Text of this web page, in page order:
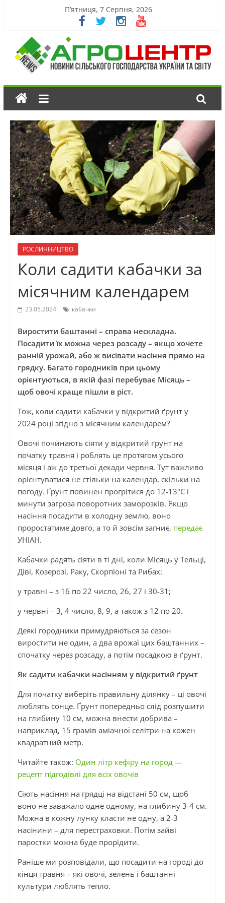
П’ятниця, 7 Серпня, 2026
РОСЛИННИЦТВО
Коли садити кабачки за
місячним календарем
23.05.2024 кабачки
Виростити баштанні – справа нескладна.
Посадити їх можна через розсаду – якщо хочете
ранній урожай, або ж висівати насіння прямо на
грядку. Багато городників при цьому
орієнтуються, в якій фазі перебуває Місяць –
щоб овочі краще пішли в ріст.
Тож, коли садити кабачки у відкритий ґрунт у
2024 році згідно з місячним календарем?
Овочі починають сіяти у відкритий ґрунт на
початку травня і роблять це протягом усього
місяця і аж до третьої декади червня. Тут важливо
орієнтуватися не стільки на календар, скільки на
погоду. Ґрунт повинен прогрітися до 12-13°C і
минути загроза поворотних заморозків. Якщо
насіння посадити в холодну землю, воно
проростатиме довго, а то й зовсім загниє, передає
УНІАН.
Кабачки радять сіяти в ті дні, коли Місяць у Тельці,
Діві, Козерозі, Раку, Скорпіоні та Рибах:
у травні – з 16 по 22 число, 26, 27 і 30-31;
у червні – 3, 4 число, 8, 9, а також з 12 по 20.
Деякі городники примудряються за сезон
виростити не один, а два врожаї цих баштанних –
спочатку через розсаду, а потім посадкою в ґрунт.
Як садити кабачки насінням у відкритий ґрунт
Для початку виберіть правильну ділянку – ці овочі
люблять сонце. Ґрунт попередньо слід розпушити
на глибину 10 см, можна внести добрива –
наприклад, 15 грамів аміачної селітри на кожен
квадратний метр.
Читайте також: Один літр кефіру на город —
рецепт підгодівлі для всіх овочів
Сіють насіння на грядці на відстані 50 см, щоб
воно не заважало одне одному, на глибину 3-4 см.
Можна в кожну лунку класти не одну, а 2-3
насінини – для перестраховки. Потім зайві
паростки можна буде прорідити.
Раніше ми розповідали, що посадити на городі до
кінця травня – які овочі, зелень і баштанні
культури люблять тепло.